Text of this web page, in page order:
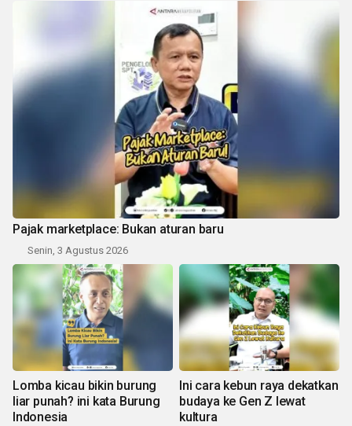
Pajak marketplace: Bukan aturan baru
Senin, 3 Agustus 2026
Lomba kicau bikin burung
liar punah? ini kata Burung
Indonesia
Ini cara kebun raya dekatkan
budaya ke Gen Z lewat
kultura